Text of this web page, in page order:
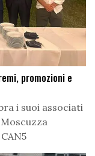
promozioni e
i suoi associati